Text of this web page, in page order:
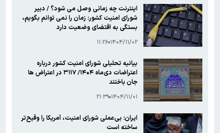
اینترنت چه زمانی وصل می شود؟ / دبیر
شورای امنیت کشور: زمان را نمی توانم بگویم،
بستگی به اقتضای وضعیت دارد
۱۴۰۴/۱۱/۰۲ ۱۱:۲۶
بیانیه تحلیلی شورای امنیت کشور درباره
اعتراضات دی‌ماه ۱۴۰۴/ ۳۱۱۷ در اعتراض ها
جان باختند
۱۴۰۴/۱۱/۰۱ ۲۱:۳۹
ایران: بی‌عملی شورای امنیت، آمریکا را وقیح‌تر
ساخته است